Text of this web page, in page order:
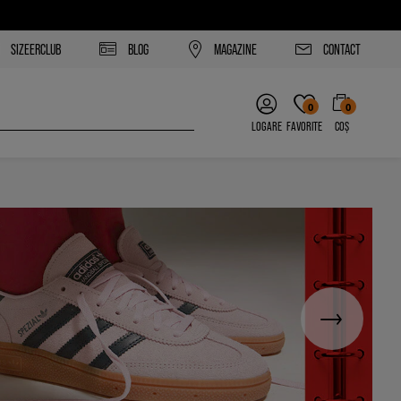
SIZEERCLUB BLOG MAGAZINE CONTACT
LOGARE
0
FAVORITE
0
COȘ